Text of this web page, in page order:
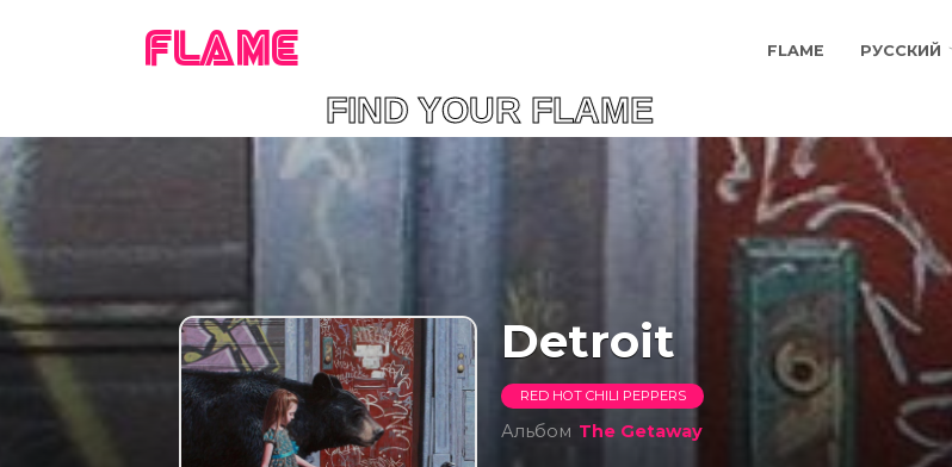
FLAME FLAME РУССКИЙ
FIND YOUR FLAME НАЙДИ
Detroit
RED HOT CHILI PEPPERS
Альбом The Getaway